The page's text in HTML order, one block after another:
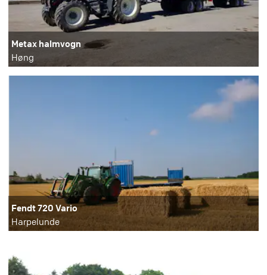
Metax halmvogn
Høng
Fendt 720 Vario
Harpelunde